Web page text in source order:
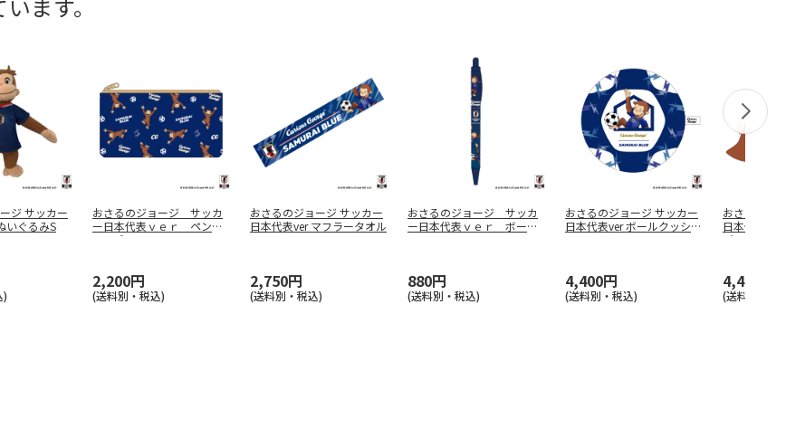
ます。
ジ サッカー
いぐるみS
)
おさるのジョージ サッカ
ー日本代表ｖｅｒ ペンケ
ースポーチ
2,200円
(送料別・税込)
おさるのジョージ サッカー
日本代表ver マフラータオル
2,750円
(送料別・税込)
おさるのジョージ サッカ
ー日本代表ｖｅｒ ボール
880円
(送料別・税込)
おさるのジョージ サッカー
日本代表ver ボールクッショ
4,400円
(送料別・税込)
おさるのジ
日本代表ver
ブ
4,400円
(送料別・税